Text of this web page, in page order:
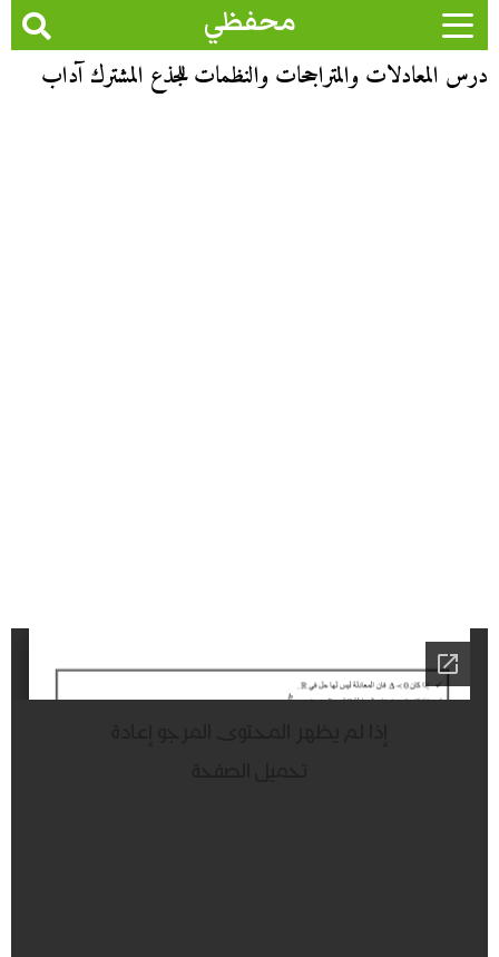
محفظي
درس المعادلات والمتراجحات والنظمات للجذع المشترك آداب